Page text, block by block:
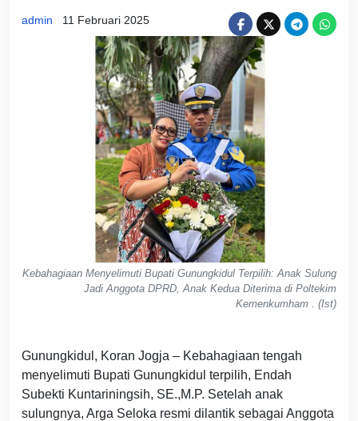
admin 11 Februari 2025
Kebahagiaan Menyelimuti Bupati Gunungkidul Terpilih: Anak Sulung
Jadi Anggota DPRD, Anak Kedua Diterima di Poltekim
Kemenkumham . (Ist)
Gunungkidul, Koran Jogja – Kebahagiaan tengah
menyelimuti Bupati Gunungkidul terpilih, Endah
Subekti Kuntariningsih, SE.,M.P. Setelah anak
sulungnya, Arga Seloka resmi dilantik sebagai Anggota